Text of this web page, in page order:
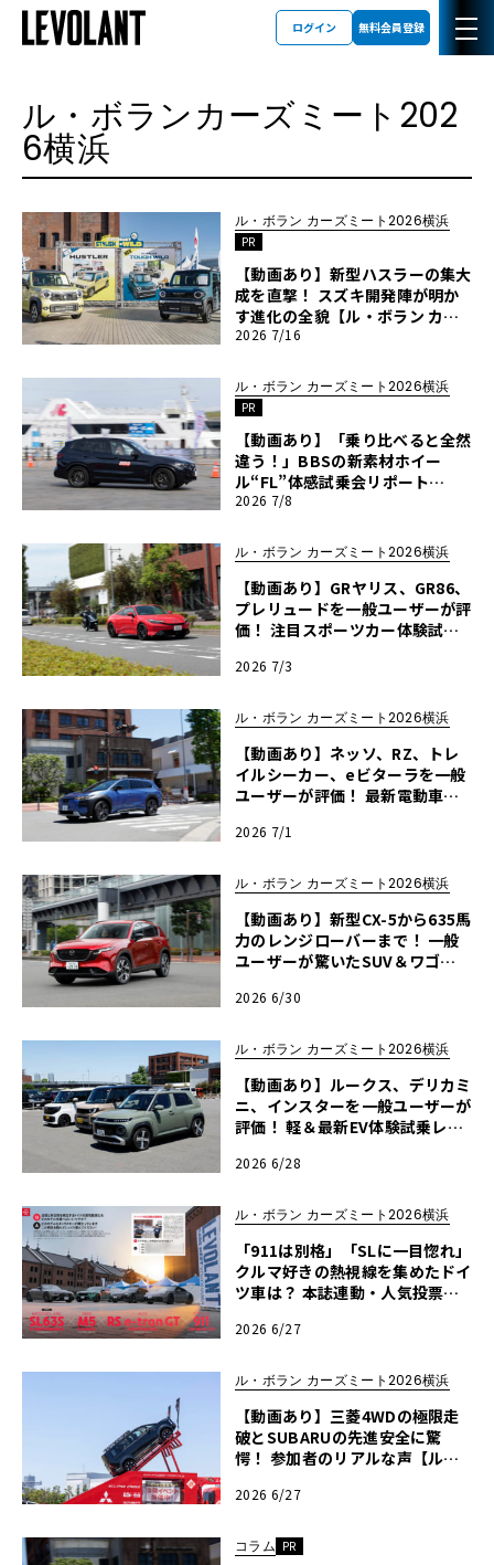
ログイン 無料会員登録
ル・ボランカーズミート202
6横浜
ル・ボラン カーズミート2026横浜
PR
【動画あり】新型ハスラーの集大
成を直撃！ スズキ開発陣が明か
す進化の全貌【ル・ボラン カー
ズミート2026横浜】
2026 7/16
ル・ボラン カーズミート2026横浜
PR
【動画あり】「乗り比べると全然
違う！」BBSの新素材ホイー
ル“FL”体感試乗会リポート
【ル・ボラン カーズミート2026
2026 7/8
ル・ボラン カーズミート2026横浜
【動画あり】GRヤリス、GR86、
プレリュードを一般ユーザーが評
価！ 注目スポーツカー体験試乗
ート2026横浜】
2026 7/3
ル・ボラン カーズミート2026横浜
【動画あり】ネッソ、RZ、トレ
イルシーカー、eビターラを一般
ユーザーが評価！ 最新電動車体
ーズミート2026横浜】
2026 7/1
ル・ボラン カーズミート2026横浜
【動画あり】新型CX-5から635馬
力のレンジローバーまで！ 一般
ユーザーが驚いたSUV＆ワゴン
ズミート2026横浜】
2026 6/30
ル・ボラン カーズミート2026横浜
【動画あり】ルークス、デリカミ
ニ、インスターを一般ユーザーが
評価！ 軽＆最新EV体験試乗レポ
026横浜】
2026 6/28
ル・ボラン カーズミート2026横浜
「911は別格」「SLに一目惚れ」
クルマ好きの熱視線を集めたドイ
ツ車は？ 本誌連動・人気投票レ
ト2026横浜】
2026 6/27
ル・ボラン カーズミート2026横浜
【動画あり】三菱4WDの極限走
破とSUBARUの先進安全に驚
愕！ 参加者のリアルな声【ル・
2026 6/27
コラム PR